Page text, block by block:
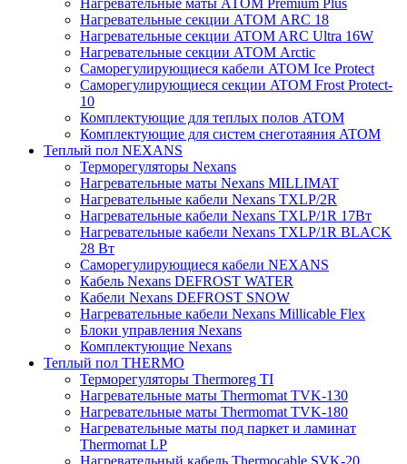
Нагревательные маты АТОМ Premium Plus
Нагревательные секции АТОМ ARC 18
Нагревательные секции ATOM ARC Ultra 16W
Нагревательные секции АТОМ Arctic
Саморегулирующиеся кабели ATOM Ice Protect
Саморегулирующиеся секции ATOM Frost Protect-
10
Комплектующие для теплых полов ATOM
Комплектующие для систем снеготаяния ATOM
Теплый пол NEXANS
Терморегуляторы Nexans
Нагревательные маты Nexans MILLIMAT
Нагревательные кабели Nexans TXLP/2R
Нагревательные кабели Nexans TXLP/1R 17Вт
Нагревательные кабели Nexans TXLP/1R BLACK
28 Вт
Саморегулирующиеся кабели NEXANS
Кабель Nexans DEFROST WATER
Кабели Nexans DEFROST SNOW
Нагревательные кабели Nexans Millicable Flex
Блоки управления Nexans
Комплектующие Nexans
Теплый пол THERMO
Терморегуляторы Thermoreg TI
Нагревательные маты Thermomat TVK-130
Нагревательные маты Thermomat TVK-180
Нагревательные маты под паркет и ламинат
Thermomat LP
Нагревательный кабель Thermocable SVK-20